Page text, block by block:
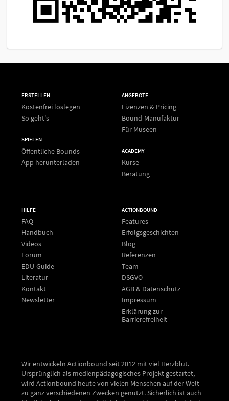
ERSTELLEN
Kostenfrei loslegen
So geht's
SPIELEN
Öffentliche Bounds
App herunterladen
ANGEBOTE
Lizenzen & Pricing
Bound-Manufaktur
Für Museen
ACADEMY
Kurse
Beratung
HILFE
FAQ
Handbuch
Videos
Forum
EDU-Guide
Literatur
Kontakt
Newsletter
ACTIONBOUND
Features
Erfolgsgeschichten
Blog
Referenzen
Team
DSGVO
AGB & Datenschutz
Impressum
Erklärung zur
Barrierefreiheit
Wir entwickeln Actionbound seit 2012 mit viel Herzblut.
Ursprünglich als medienpädagogisches Projekt gestartet,
wird Actionbound heute von vielen Menschen auf der Welt
zu ganz verschiedenen Zwecken genutzt. Sicherlich ist auch